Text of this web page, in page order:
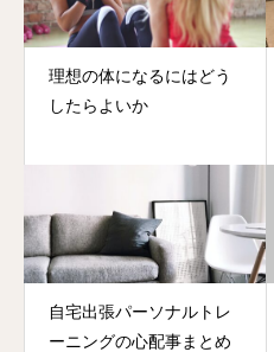
理想の体になるにはどう
したらよいか
自宅出張パーソナルトレ
ーニングの心配事まとめ